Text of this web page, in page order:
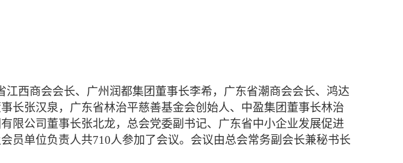
西商会会长、广州润都集团董事长李希，广东省潮商会会长、鸿达
长张汉泉，广东省林治平慈善基金会创始人、中盈集团董事长林治
限公司董事长张北龙，总会党委副书记、广东省中小企业发展促进
员单位负责人共710人参加了会议。会议由总会常务副会长兼秘书长